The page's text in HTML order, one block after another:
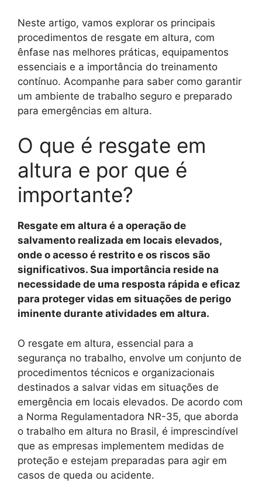
Neste artigo, vamos explorar os principais
procedimentos de resgate em altura, com
ênfase nas melhores práticas, equipamentos
essenciais e a importância do treinamento
contínuo. Acompanhe para saber como garantir
um ambiente de trabalho seguro e preparado
para emergências em altura.
O que é resgate em
altura e por que é
importante?
Resgate em altura é a operação de
salvamento realizada em locais elevados,
onde o acesso é restrito e os riscos são
significativos. Sua importância reside na
necessidade de uma resposta rápida e eficaz
para proteger vidas em situações de perigo
iminente durante atividades em altura.
O resgate em altura, essencial para a
segurança no trabalho, envolve um conjunto de
procedimentos técnicos e organizacionais
destinados a salvar vidas em situações de
emergência em locais elevados. De acordo com
a Norma Regulamentadora NR-35, que aborda
o trabalho em altura no Brasil, é imprescindível
que as empresas implementem medidas de
proteção e estejam preparadas para agir em
casos de queda ou acidente.